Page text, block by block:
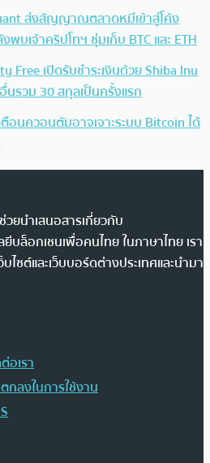
ส่งสัญญาณตลาดหมีเข้าสู่โค้ง
พบเจ้าคริปโทฯ ซุ่มเก็บ BTC และ ETH
Free เปิดรับชำระเงินด้วย Shiba Inu
นรวม 30 สกุลเป็นครั้งแรก
ตือนควอนตัมอาจเจาะระบบ Bitcoin ได้
ยนำเสนอสารเกี่ยวกับ
บล็อกเชนเพื่อคนไทย ในภาษาไทย เรา
ซต์และเว็บบอร์ดต่างประเทศและนำมา
อเรา
กลงในการใช้งาน